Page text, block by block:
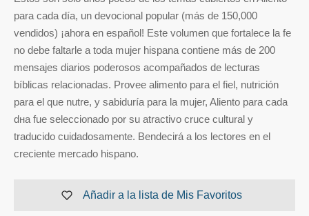
para cada día, un devocional popular (más de 150,000
vendidos) ¡ahora en español! Este volumen que fortalece la fe
no debe faltarle a toda mujer hispana contiene más de 200
mensajes diarios poderosos acompañados de lecturas
bíblicas relacionadas. Provee alimento para el fiel, nutrición
para el que nutre, y sabiduría para la mujer, Aliento para cada
dнa fue seleccionado por su atractivo cruce cultural y
traducido cuidadosamente. Bendecirá a los lectores en el
creciente mercado hispano.
Añadir a la lista de Mis Favoritos